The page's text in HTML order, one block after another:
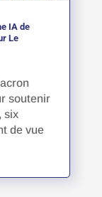
IA de
Le
soutenir
six
de vue